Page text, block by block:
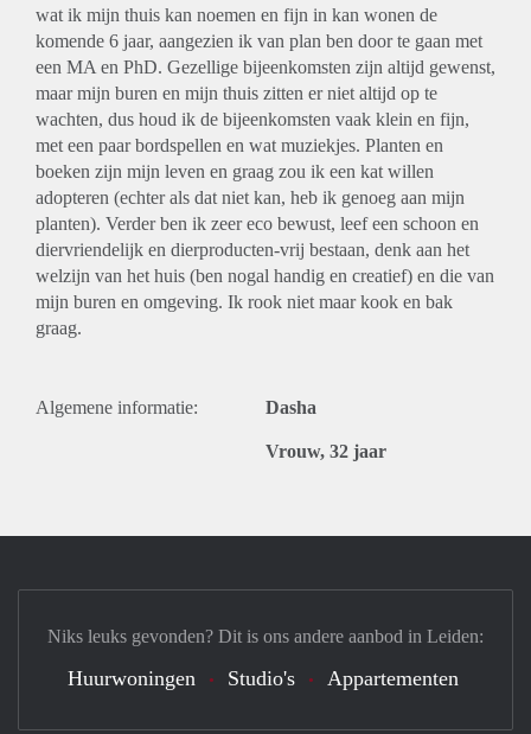
wat ik mijn thuis kan noemen en fijn in kan wonen de
komende 6 jaar, aangezien ik van plan ben door te gaan met
een MA en PhD. Gezellige bijeenkomsten zijn altijd gewenst,
maar mijn buren en mijn thuis zitten er niet altijd op te
wachten, dus houd ik de bijeenkomsten vaak klein en fijn,
met een paar bordspellen en wat muziekjes. Planten en
boeken zijn mijn leven en graag zou ik een kat willen
adopteren (echter als dat niet kan, heb ik genoeg aan mijn
planten). Verder ben ik zeer eco bewust, leef een schoon en
diervriendelijk en dierproducten-vrij bestaan, denk aan het
welzijn van het huis (ben nogal handig en creatief) en die van
mijn buren en omgeving. Ik rook niet maar kook en bak
graag.
Algemene informatie: Dasha
Vrouw, 32 jaar
Niks leuks gevonden? Dit is ons andere aanbod in Leiden:
Huurwoningen Studio's Appartementen